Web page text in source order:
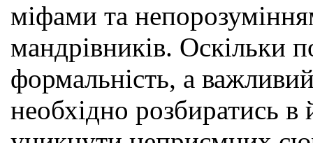
міфами та
мандрівників. Оскільки
формальність, а
необхідно розбиратись в